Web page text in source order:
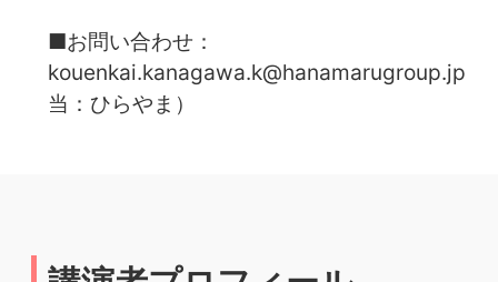
■お問い合わせ：
kouenkai.kanagawa.k@hanamarugroup.jp（
当：ひらやま）